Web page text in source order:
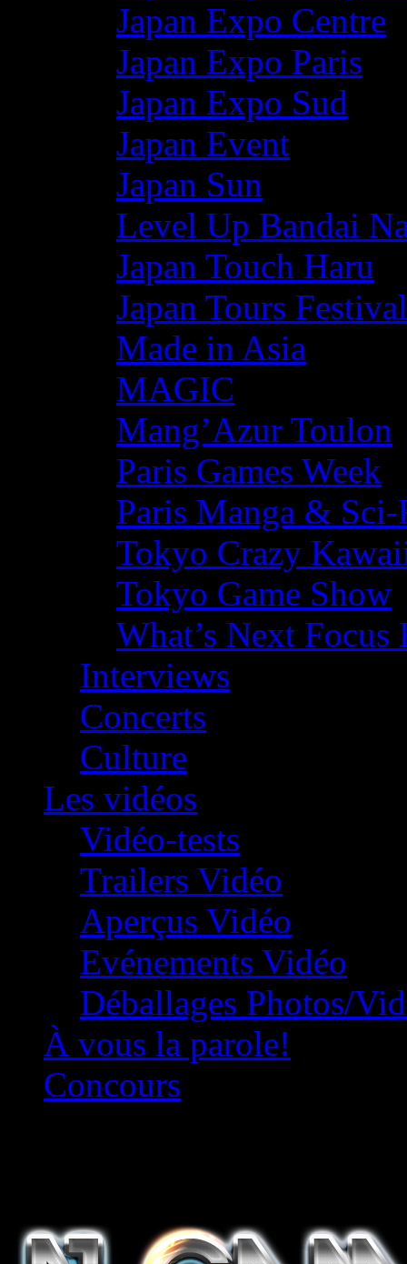
Japan Expo Centre
Japan Expo Paris
Japan Expo Sud
Japan Event
Japan Sun
Level Up Bandai
Japan Touch Haru
Japan Tours Festival
Made in Asia
MAGIC
Mang’Azur Toulon
Paris Games Week
Paris Manga &
Tokyo Crazy
Tokyo Game Show
What’s Next
Interviews
Concerts
Culture
Les vidéos
Vidéo-tests
Trailers Vidéo
Aperçus Vidéo
Evénements Vidéo
Déballages Photos/
À vous la parole!
Concours